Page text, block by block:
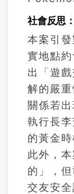
社會反思
本案引
實地點
出「遊
解的嚴
關係若
執行長
的黃金
此外，
的」，
交友安